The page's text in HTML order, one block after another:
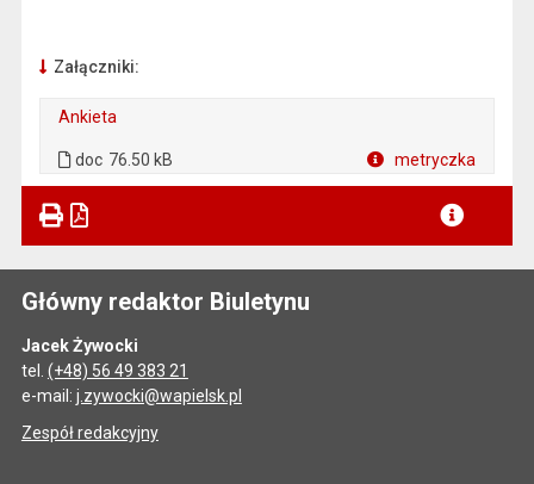
Załączniki:
Ankieta
doc 76.50 kB metryczka
Główny redaktor Biuletynu
Jacek Żywocki
tel. (+48) 56 49 383 21
e-mail: j.zywocki@wapielsk.pl
Zespół redakcyjny